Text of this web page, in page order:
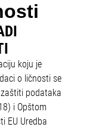
koju je
o ličnosti se
podataka
i Opštom
EU Uredba